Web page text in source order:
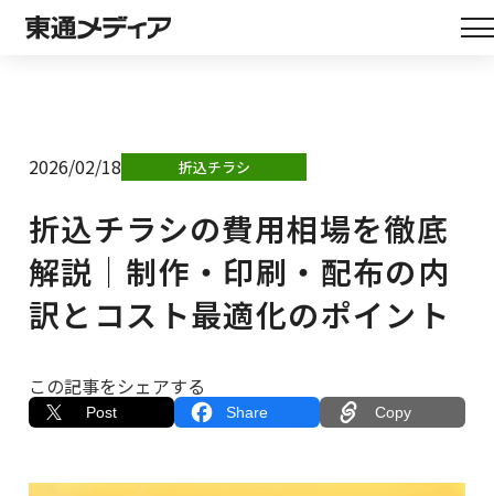
2026/02/18 折込チラシ
折込チラシの費用相場を徹底
解説｜制作・印刷・配布の内
訳とコスト最適化のポイント
この記事をシェアする
Post Share Copy